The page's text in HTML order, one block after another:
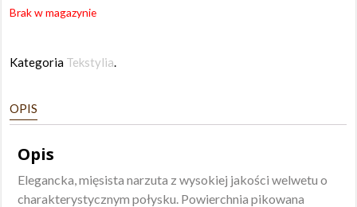
Brak w magazynie
Kategoria Tekstylia.
OPIS
Opis
Elegancka, mięsista narzuta z wysokiej jakości welwetu o
charakterystycznym połysku. Powierchnia pikowana